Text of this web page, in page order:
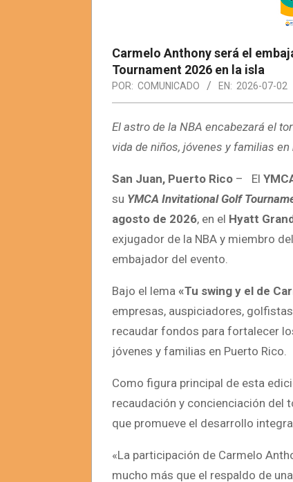
Carmelo Anthony será el
Tournament 2026 en la isla
POR: COMUNICADO EN: 2026-07-02
El astro de la NBA encabezará el
vida de niños, jóvenes y familias en
San Juan, Puerto Rico – El
su YMCA Invitational Golf
agosto de 2026, en el Hyatt
exjugador de la NBA y miembro
embajador del evento.
Bajo el lema «Tu swing y el de
empresas, auspiciadores,
recaudar fondos para fortalecer
jóvenes y familias en Puerto Rico.
Como figura principal de esta
recaudación y concienciación del
que promueve el desarrollo
«La participación de Carmelo
mucho más que el respaldo de